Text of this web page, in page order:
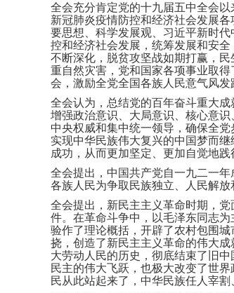
全会充分肯定党的十九届五中全会
新冠肺炎疫情防控和经济社会发展
要思想、科学发展观、习近平新时
控和经济社会发展，统筹发展和安
不断深化，脱贫攻坚战如期打赢，
重自然灾害，党和国家各项事业取
会，激励全党全国各族人民意气风发
全会认为，总结党的百年奋斗重大
增强政治意识、大局意识、核心意
中央权威和集中统一领导，确保全
实现中华民族伟大复兴的中国梦而
成功，从而更加坚定、更加自觉地
全会提出，中国共产党自一九二一
各族人民为争取民族独立、人民解
全会提出，新民主主义革命时期，
件。在革命斗争中，以毛泽东同志
验作了理论概括，开辟了农村包围
挠，创造了新民主主义革命的伟大
大劳动人民的历史，彻底结束了旧
民主的伟大飞跃，也极大改变了世
民从此站起来了，中华民族任人宰